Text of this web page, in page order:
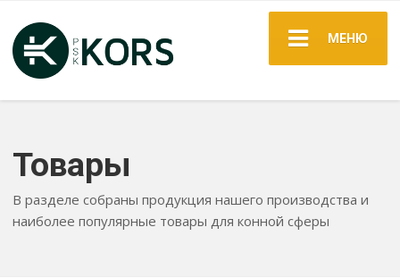
МЕНЮ
Товары
В разделе собраны продукция нашего производства и
наиболее популярные товары для конной сферы